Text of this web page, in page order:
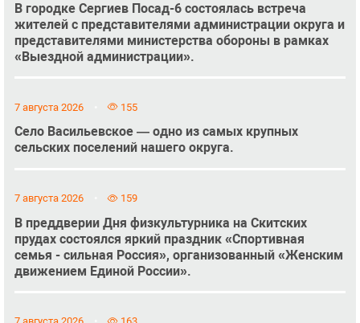
В городке Сергиев Посад-6 состоялась встреча
жителей с представителями администрации округа и
представителями министерства обороны в рамках
«Выездной администрации».
7 августа 2026 155
Село Васильевское — одно из самых крупных
сельских поселений нашего округа.
7 августа 2026 159
В преддверии Дня физкультурника на Скитских
прудах состоялся яркий праздник «Спортивная
семья - сильная Россия», организованный «Женским
движением Единой России».